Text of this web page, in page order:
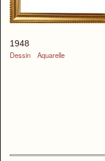
1948
Dessin
Aquarelle